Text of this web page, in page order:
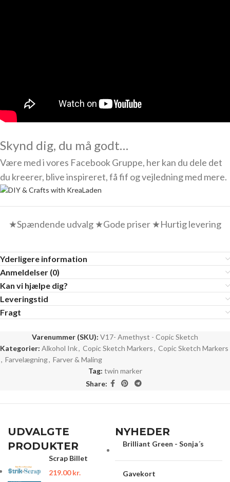
Skynd dig, du må godt…
Være med i vores Facebook Gruppe, her kan du dele det
du kreerer, blive inspireret, få fif og vejledning med mere.
★Spændende udvalg ★Gode priser ★Hurtig levering
Yderligere information
Anmeldelser (0)
Kan vi hjælpe dig?
Leveringstid
Fragt
Varenummer (SKU): V17- Amethyst - Copic Sketch
Kategorier: Alkohol Ink, Copic Sketch Markers, Copic Sketch Markers
, Farvelægning, Farver & Maling
Tag: twin marker
Share:
UDVALGTE
PRODUKTER
Scrap Billet
219.00kr.
NYHEDER
Brilliant Green - Sonja´s
Gavekort